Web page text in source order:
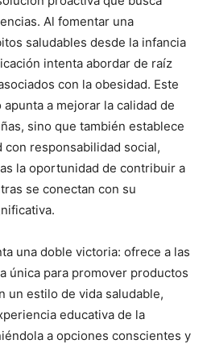
Al fomentar una
saludables desde la infancia
intenta abordar de raíz
con la obesidad. Este
a mejorar la calidad de
sino que también establece
responsabilidad social,
la oportunidad de contribuir a
se conectan con su
una doble victoria: ofrece a las
única para promover productos
un estilo de vida saludable,
educativa de la
a opciones conscientes y